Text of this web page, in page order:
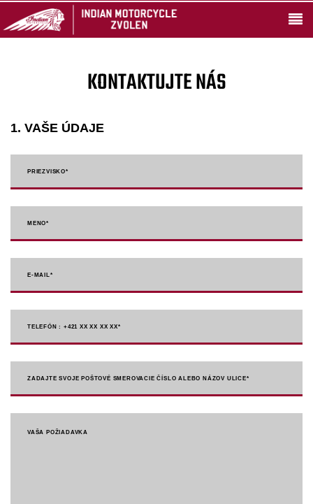
KONTAKTUJTE NÁS
1. VAŠE ÚDAJE
PRIEZVISKO*
MENO*
E-MAIL*
TELEFÓN : +421 XX XX XX XX*
ZADAJTE SVOJE POŠTOVÉ SMEROVACIE ČÍSLO ALEBO NÁZOV ULICE*
VAŠA POŽIADAVKA